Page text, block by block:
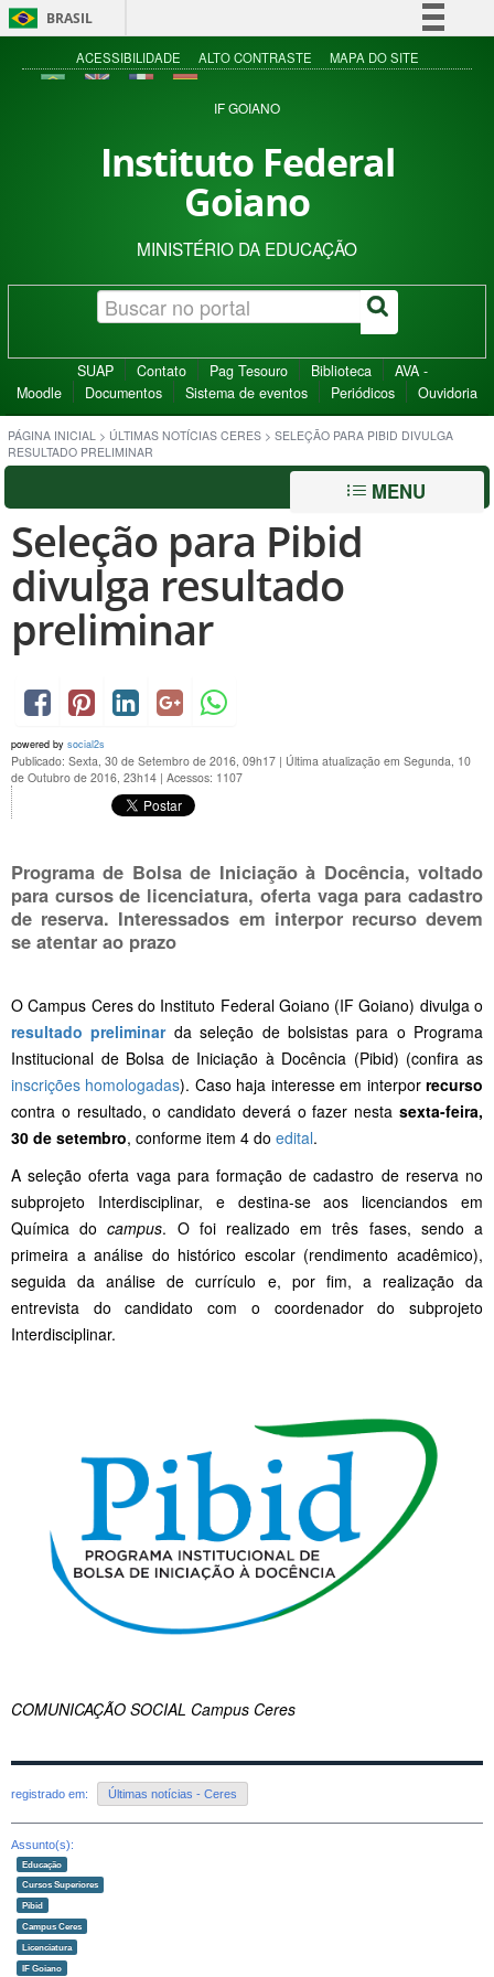
BRASIL
Simplifique!
Acesso à informação
ACESSIBILIDADE ALTO CONTRASTE MAPA DO SITE
IF GOIANO
Instituto Federal
Goiano
MINISTÉRIO DA EDUCAÇÃO
SUAP Contato Pag Tesouro Biblioteca
AVA -
Moodle
Documentos Sistema de eventos Periódicos Ouvidoria
PÁGINA INICIAL > ÚLTIMAS NOTÍCIAS CERES > SELEÇÃO PARA PIBID DIVULGA
RESULTADO PRELIMINAR
MENU
Seleção para Pibid
divulga resultado
preliminar
powered by social2s
Publicado: Sexta, 30 de Setembro de 2016, 09h17 | Última atualização em Segunda, 10
de Outubro de 2016, 23h14 | Acessos: 1107
Programa de Bolsa de Iniciação à Docência, voltado
para cursos de licenciatura, oferta vaga para cadastro
de reserva. Interessados em interpor recurso devem
se atentar ao prazo
O Campus Ceres do Instituto Federal Goiano (IF Goiano) divulga o
resultado preliminarda seleção de bolsistas para o Programa
Institucional de Bolsa de Iniciação à Docência (Pibid) (confira as
inscrições homologadas). Caso haja interesse em interporrecurso
contra o resultado, o candidato deverá o fazer nesta sexta-feira,
30 de setembro, conforme item 4 do edital.
A seleção oferta vaga para formação de cadastro de reserva no
subprojeto Interdisciplinar, e destina-se aos licenciandos em
Química docampus. O foi realizado em três fases, sendo a
primeira a análise do histórico escolar (rendimento acadêmico),
seguida da análise de currículo e, por fim, a realização da
entrevista do candidato com o coordenador do subprojeto
Interdisciplinar.
COMUNICAÇÃO SOCIAL Campus Ceres
registrado em: Últimas notícias - Ceres
Assunto(s):
Educação
Cursos Superiores
Pibid
Campus Ceres
Licenciatura
IF Goiano